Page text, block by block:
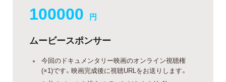
100000 円
ムービースポンサー
今回のドキュメンタリー映画のオンライン視聴権
(×1)です。映画完成後に視聴URLをお送りします。